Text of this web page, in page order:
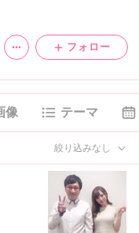
フォロー
像 テーマ
絞り込みなし